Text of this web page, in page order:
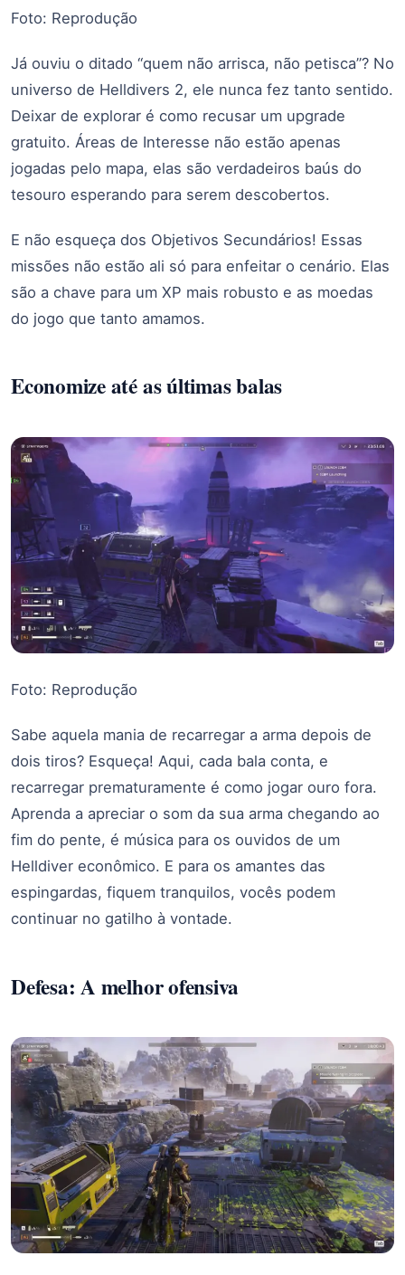
Foto: Reprodução
Já ouviu o ditado “quem não arrisca, não petisca”? No
universo de Helldivers 2, ele nunca fez tanto sentido.
Deixar de explorar é como recusar um upgrade
gratuito. Áreas de Interesse não estão apenas
jogadas pelo mapa, elas são verdadeiros baús do
tesouro esperando para serem descobertos.
E não esqueça dos Objetivos Secundários! Essas
missões não estão ali só para enfeitar o cenário. Elas
são a chave para um XP mais robusto e as moedas
do jogo que tanto amamos.
Economize até as últimas balas
Foto: Reprodução
Sabe aquela mania de recarregar a arma depois de
dois tiros? Esqueça! Aqui, cada bala conta, e
recarregar prematuramente é como jogar ouro fora.
Aprenda a apreciar o som da sua arma chegando ao
fim do pente, é música para os ouvidos de um
Helldiver econômico. E para os amantes das
espingardas, fiquem tranquilos, vocês podem
continuar no gatilho à vontade.
Defesa: A melhor ofensiva